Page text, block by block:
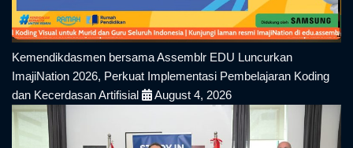
Kemendikdasmen bersama Assemblr EDU Luncurkan
ImajiNation 2026, Perkuat Implementasi Pembelajaran Koding
dan Kecerdasan Artifisial
August 4, 2026